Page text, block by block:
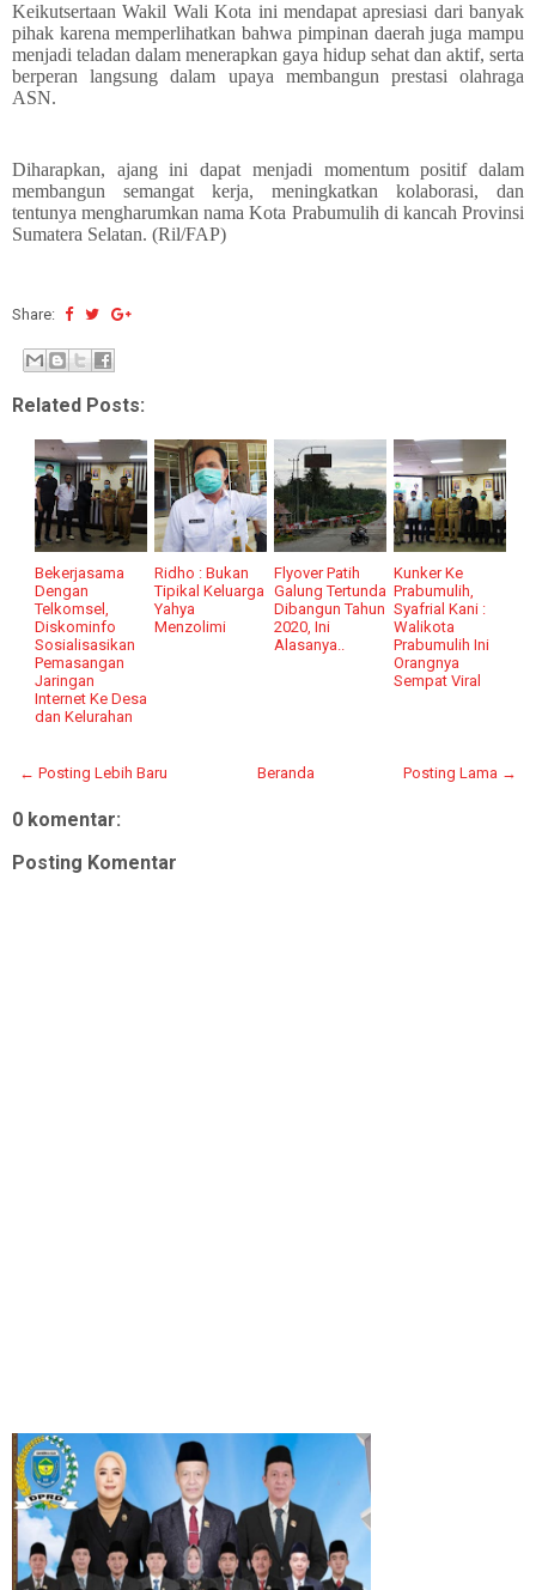
Keikutsertaan Wakil Wali Kota ini mendapat apresiasi dari banyak
pihak karena memperlihatkan bahwa pimpinan daerah juga mampu
menjadi teladan dalam menerapkan gaya hidup sehat dan aktif, serta
berperan langsung dalam upaya membangun prestasi olahraga
ASN.
Diharapkan, ajang ini dapat menjadi momentum positif dalam
membangun semangat kerja, meningkatkan kolaborasi, dan
tentunya mengharumkan nama Kota Prabumulih di kancah Provinsi
Sumatera Selatan. (Ril/FAP)
Share:
Related Posts:
Bekerjasama
Dengan
Telkomsel,
Diskominfo
Sosialisasikan
Pemasangan
Jaringan
Internet Ke Desa
dan Kelurahan
Ridho : Bukan
Tipikal Keluarga
Yahya
Menzolimi
Flyover Patih
Galung Tertunda
Dibangun Tahun
2020, Ini
Alasanya..
Kunker Ke
Prabumulih,
Syafrial Kani :
Walikota
Prabumulih Ini
Orangnya
Sempat Viral
← Posting Lebih Baru Posting Lama →
Beranda
0 komentar:
Posting Komentar